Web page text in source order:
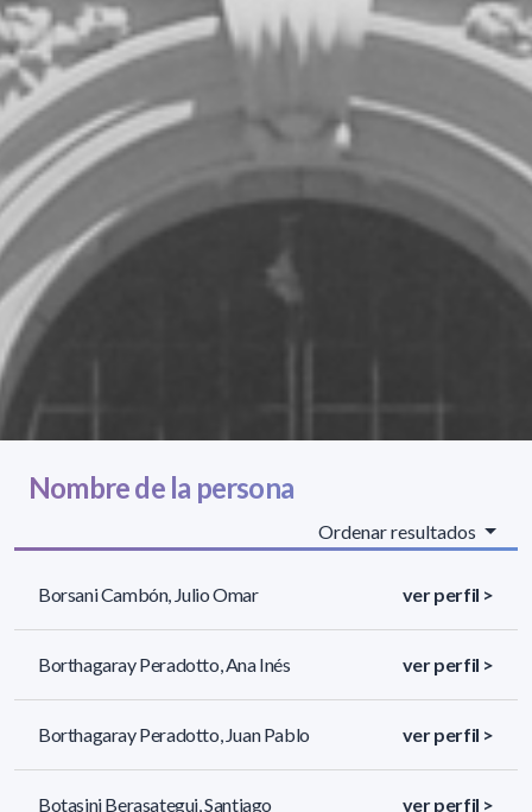
Nombre de la persona
Ordenar resultados
Borsani Cambón, Julio Omar ver perfil >
Borthagaray Peradotto, Ana Inés ver perfil >
Borthagaray Peradotto, Juan Pablo ver perfil >
Botasini Berasategui, Santiago ver perfil >